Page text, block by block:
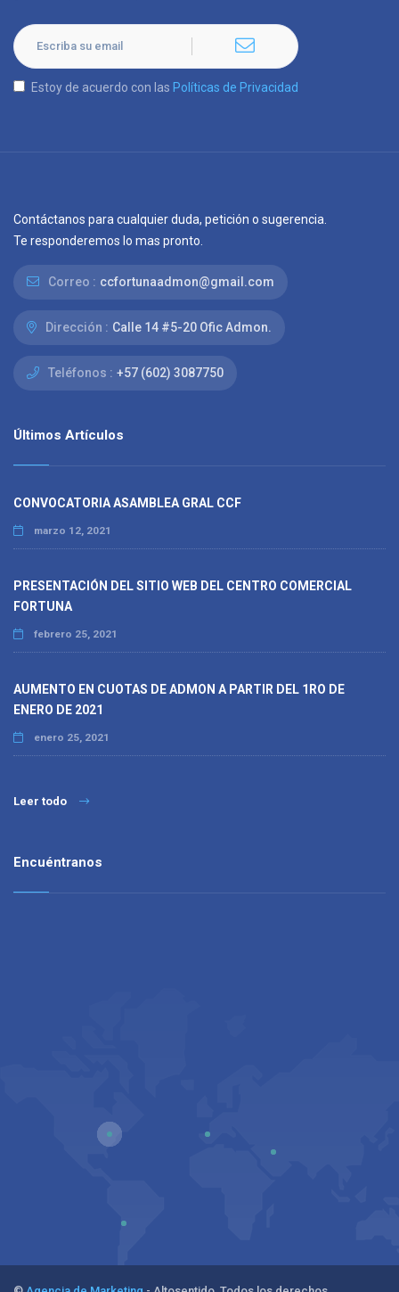
Estoy de acuerdo con las Políticas de Privacidad
Contáctanos para cualquier duda, petición o sugerencia.
Te responderemos lo mas pronto.
Correo : ccfortunaadmon@gmail.com
Dirección : Calle 14 #5-20 Ofic Admon.
Teléfonos : +57 (602) 3087750
Últimos Artículos
CONVOCATORIA ASAMBLEA GRAL CCF
marzo 12, 2021
PRESENTACIÓN DEL SITIO WEB DEL CENTRO COMERCIAL
FORTUNA
febrero 25, 2021
AUMENTO EN CUOTAS DE ADMON A PARTIR DEL 1RO DE
ENERO DE 2021
enero 25, 2021
Leer todo
Encuéntranos